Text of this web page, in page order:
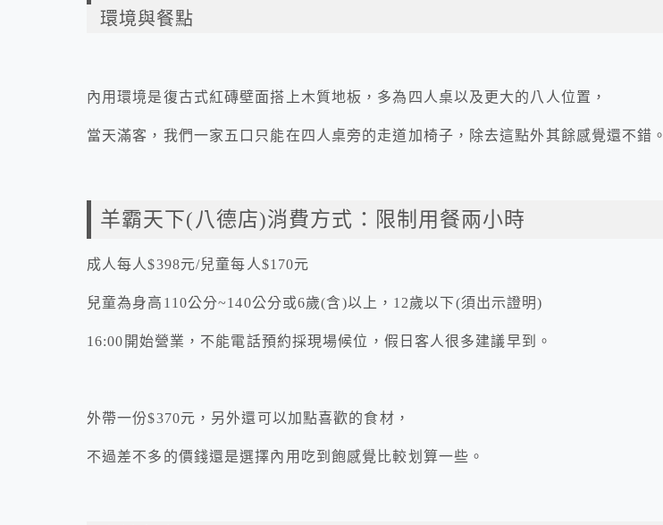
環境與餐點
內用環境是復古式紅磚壁面搭上木質地板，多為四人桌以及更大的八人位置，
當天滿客，我們一家五口只能在四人桌旁的走道加椅子，除去這點外其餘感覺還不錯。
羊霸天下(八德店)消費方式：限制用餐兩小時
成人每人$398元/兒童每人$170元
兒童為身高110公分~140公分或6歲(含)以上，12歲以下(須出示證明)
16:00開始營業，不能電話預約採現場候位，假日客人很多建議早到。
外帶一份$370元，另外還可以加點喜歡的食材，
不過差不多的價錢還是選擇內用吃到飽感覺比較划算一些。